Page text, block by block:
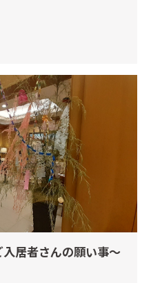
居者さんの願い事～